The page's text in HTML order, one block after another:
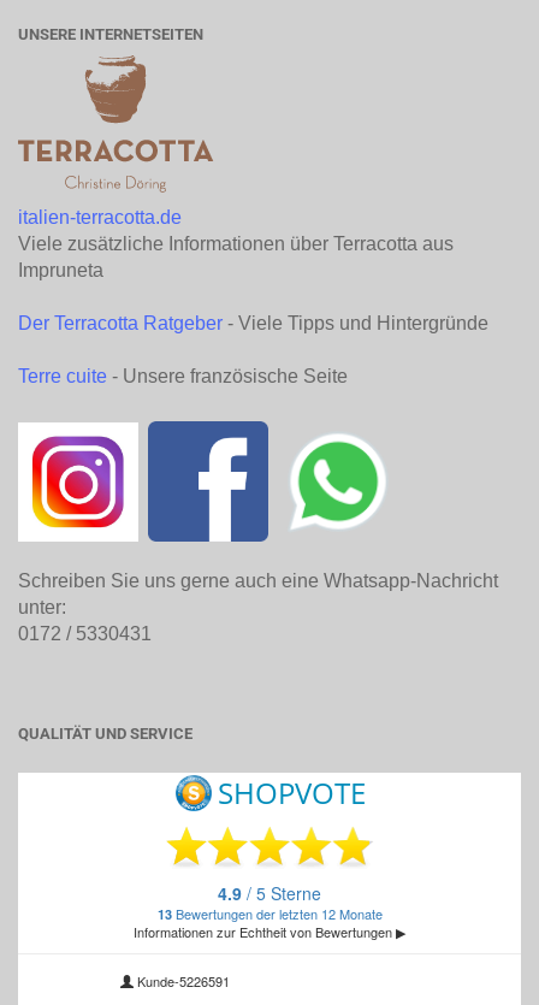
UNSERE INTERNETSEITEN
italien-terracotta.de
Viele zusätzliche Informationen über Terracotta aus
Impruneta
Der Terracotta Ratgeber - Viele Tipps und Hintergründe
Terre cuite - Unsere französische Seite
Schreiben Sie uns gerne auch eine Whatsapp-Nachricht
unter:
0172 / 5330431
QUALITÄT UND SERVICE